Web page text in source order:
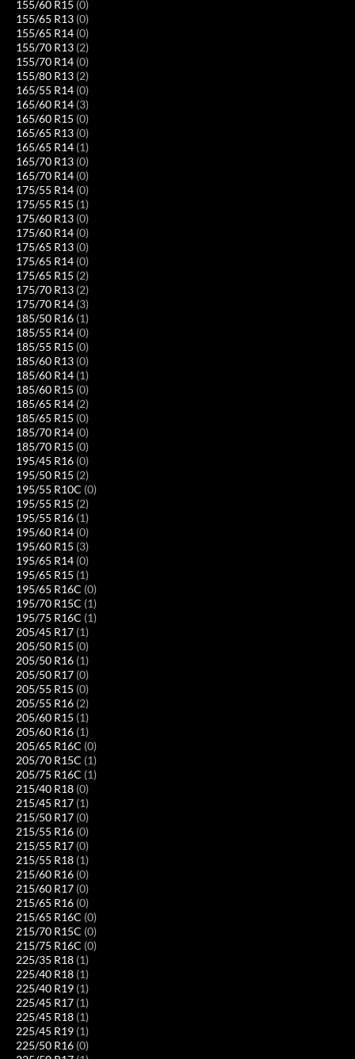
155/60 R15 (0)
155/65 R13 (0)
155/65 R14 (0)
155/70 R13 (2)
155/70 R14 (0)
155/80 R13 (2)
165/55 R14 (0)
165/60 R14 (3)
165/60 R15 (0)
165/65 R13 (0)
165/65 R14 (1)
165/70 R13 (0)
165/70 R14 (0)
175/55 R14 (0)
175/55 R15 (1)
175/60 R13 (0)
175/60 R14 (0)
175/65 R13 (0)
175/65 R14 (0)
175/65 R15 (2)
175/70 R13 (2)
175/70 R14 (3)
185/50 R16 (1)
185/55 R14 (0)
185/55 R15 (0)
185/60 R13 (0)
185/60 R14 (1)
185/60 R15 (0)
185/65 R14 (2)
185/65 R15 (0)
185/70 R14 (0)
185/70 R15 (0)
195/45 R16 (0)
195/50 R15 (2)
195/55 R10C (0)
195/55 R15 (2)
195/55 R16 (1)
195/60 R14 (0)
195/60 R15 (3)
195/65 R14 (0)
195/65 R15 (1)
195/65 R16C (0)
195/70 R15C (1)
195/75 R16C (1)
205/45 R17 (1)
205/50 R15 (0)
205/50 R16 (1)
205/50 R17 (0)
205/55 R15 (0)
205/55 R16 (2)
205/60 R15 (1)
205/60 R16 (1)
205/65 R16C (0)
205/70 R15C (1)
205/75 R16C (1)
215/40 R18 (0)
215/45 R17 (1)
215/50 R17 (0)
215/55 R16 (0)
215/55 R17 (0)
215/55 R18 (1)
215/60 R16 (0)
215/60 R17 (0)
215/65 R16 (0)
215/65 R16C (0)
215/70 R15C (0)
215/75 R16C (0)
225/35 R18 (1)
225/40 R18 (1)
225/40 R19 (1)
225/45 R17 (1)
225/45 R18 (1)
225/45 R19 (1)
225/50 R16 (0)